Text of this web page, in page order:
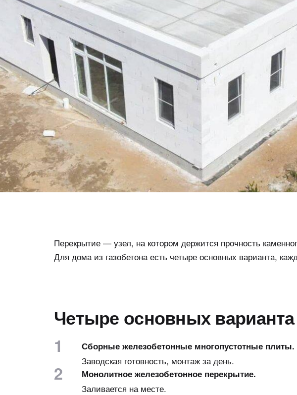
Перекрытие — узел, на котором держится прочность
Для дома из газобетона есть четыре основных варианта,
Четыре основных варианта
Сборные железобетонные многопустотные плиты.
Заводская готовность, монтаж за день.
Монолитное железобетонное перекрытие.
Заливается на месте.